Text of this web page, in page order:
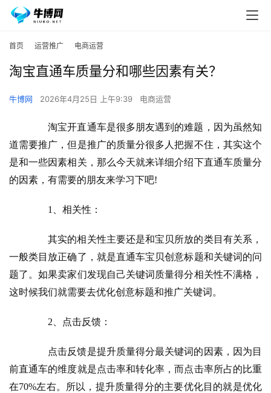
首页 运营推广 电商运营
淘宝直通车质量分和哪些因素有关？
牛博网 2026年4月25日 上午9:39 电商运营
淘宝开直通车是很多朋友遇到的难题，因为虽然知
道需要推广，但是推广的质量分很多人把握不住，其实这个
是和一些因素相关，那么今天就来详细介绍下直通车质量分
的因素，有需要的朋友来学习下吧!
1、相关性：
其实的相关性主要还是和宝贝所放的类目有关系，
一般类目放正确了，就是直通车宝贝创意标题和关键词的问
题了。如果卖家们发现自己关键词质量得分相关性不满格，
这时候我们就需要去优化创意标题和推广关键词。
2、点击反馈：
点击反馈是提升质量得分最关键词的因素，因为目
前直通车的维度就是点击率和转化率，而点击率所占的比重
在70%左右。所以，提升质量得分的主要优化目的就是优化